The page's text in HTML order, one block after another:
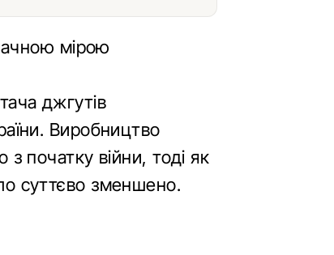
мірою
джгутів
Виробництво
з початку війни, тоді як
суттєво зменшено.